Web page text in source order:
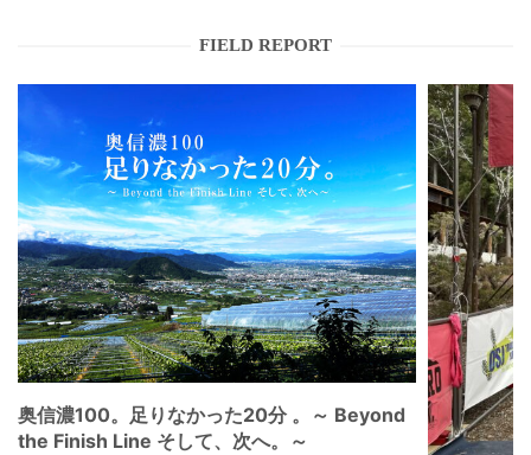
FIELD REPORT
奥信濃100。足りなかった20分 。～ Beyond
the Finish Line そして、次へ。～